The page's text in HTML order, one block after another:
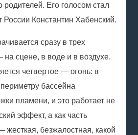
родителей. Его голосом стал
России Константин Хабенский.
сразу в трех
на сцене, в воде и в воздухе.
четвертое — огонь: в
бассейна
пламени, и это работает не
эффект, а как часть
жесткая, безжалостная, какой